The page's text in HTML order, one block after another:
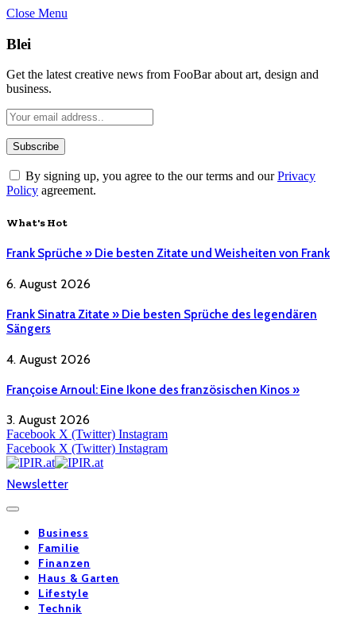
Close Menu
Blei
Get the latest creative news from FooBar about art, design and
business.
By signing up, you agree to the our terms and ourPrivacy
Policy agreement.
What's Hot
Frank Sprüche » Die besten Zitate und Weisheiten von Frank
6. August 2026
Frank Sinatra Zitate » Die besten Sprüche des legendären
Sängers
4. August 2026
Françoise Arnoul: Eine Ikone des französischen Kinos »
3. August 2026
Facebook X (Twitter) Instagram
Facebook X (Twitter) Instagram
Newsletter
Business
Familie
Finanzen
Haus & Garten
Lifestyle
Technik